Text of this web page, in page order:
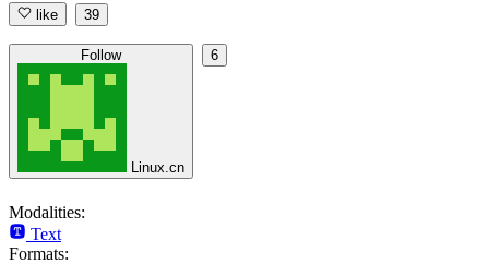
like 39
Follow
Linux.cn
6
Modalities:
Text
Formats: